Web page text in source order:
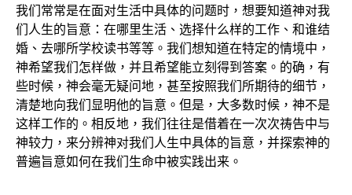
我们常常是在面对生活中具体的问题时，想要知道神对我
们人生的旨意：在哪里生活、选择什么样的工作、和谁结
婚、去哪所学校读书等等。我们想知道在特定的情境中，
神希望我们怎样做，并且希望能立刻得到答案。的确，有
些时候，神会毫无疑问地，甚至按照我们所期待的细节，
清楚地向我们显明他的旨意。但是，大多数时候，神不是
这样工作的。相反地，我们往往是借着在一次次祷告中与
神较力，来分辨神对我们人生中具体的旨意，并探索神的
普遍旨意如何在我们生命中被实践出来。